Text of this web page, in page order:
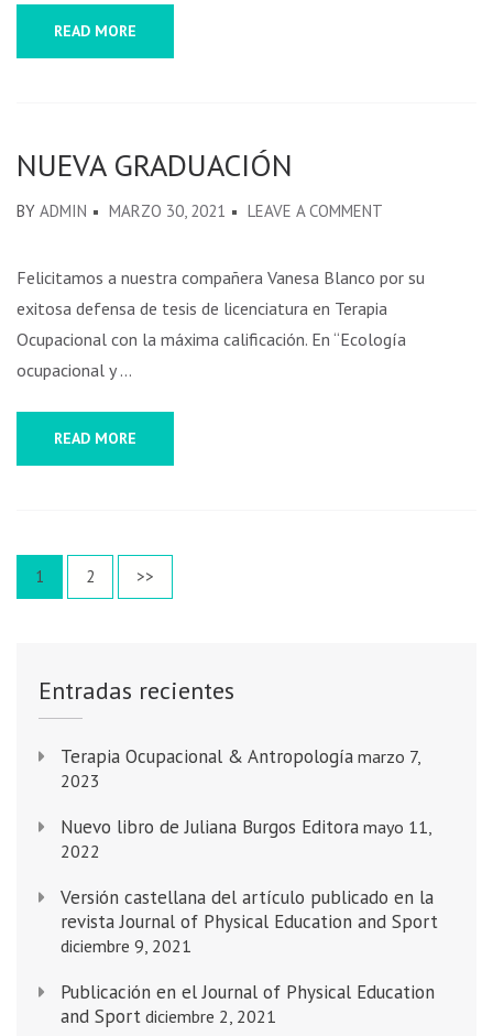
READ MORE
NUEVA GRADUACIÓN
BY ADMIN MARZO 30, 2021 LEAVE A COMMENT
Felicitamos a nuestra compañera Vanesa Blanco por su
exitosa defensa de tesis de licenciatura en Terapia
Ocupacional con la máxima calificación. En “Ecología
ocupacional y …
READ MORE
1 2 >>
Entradas recientes
Terapia Ocupacional & Antropología marzo 7,
2023
Nuevo libro de Juliana Burgos Editora mayo 11,
2022
Versión castellana del artículo publicado en la
revista Journal of Physical Education and Sport
diciembre 9, 2021
Publicación en el Journal of Physical Education
and Sport diciembre 2, 2021